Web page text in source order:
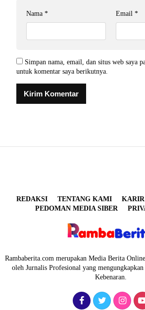
Nama * Email *
Simpan nama, email, dan situs web saya
untuk komentar saya berikutnya.
REDAKSI TENTANG KAMI KARIR
PEDOMAN MEDIA SIBER
Rambaberita.com merupakan Media Berita
oleh Jurnalis Profesional yang mengungkapkan
Kebenaran.